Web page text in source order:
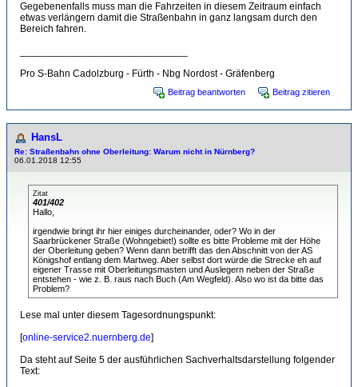
Gegebenenfalls muss man die Fahrzeiten in diesem Zeitraum einfach
etwas verlängern damit die Straßenbahn in ganz langsam durch den
Bereich fahren.
Pro S-Bahn Cadolzburg - Fürth - Nbg Nordost - Gräfenberg
Beitrag beantworten Beitrag zitieren
HansL
Re: Straßenbahn ohne Oberleitung: Warum nicht in Nürnberg?
06.01.2018 12:55
Zitat
401/402
Hallo,
irgendwie bringt ihr hier einiges durcheinander, oder? Wo in der
Saarbrückener Straße (Wohngebiet!) sollte es bitte Probleme mit der Höhe
der Oberleitung geben? Wenn dann betrifft das den Abschnitt von der AS
Königshof entlang dem Martweg. Aber selbst dort würde die Strecke eh auf
eigener Trasse mit Oberleitungsmasten und Auslegern neben der Straße
entstehen - wie z. B. raus nach Buch (Am Wegfeld). Also wo ist da bitte das
Problem?
Lese mal unter diesem Tagesordnungspunkt:
[online-service2.nuernberg.de]
Da steht auf Seite 5 der ausführlichen Sachverhaltsdarstellung folgender
Text: